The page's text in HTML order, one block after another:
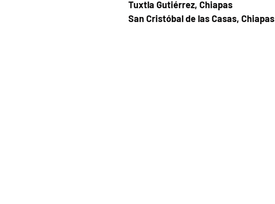
Tuxtla Gutiérrez, Chiapas
San Cristóbal de las Casas, Chiapas